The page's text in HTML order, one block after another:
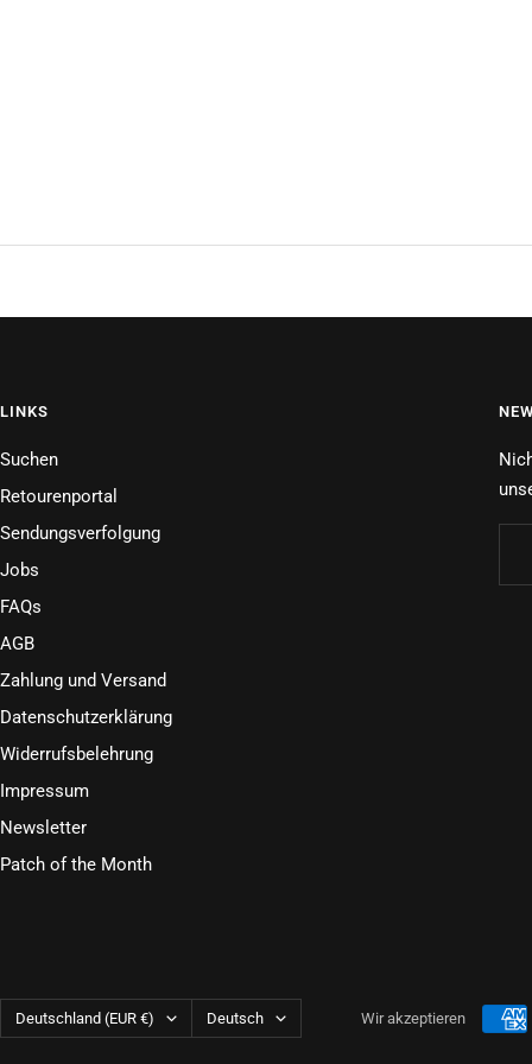
LINKS
Suchen
Retourenportal
Sendungsverfolgung
Jobs
FAQs
AGB
Zahlung und Versand
Datenschutzerklärung
Widerrufsbelehrung
Impressum
Newsletter
Patch of the Month
Land/Region
Deutschland (EUR €) Sprache
Deutsch Wir akzeptieren